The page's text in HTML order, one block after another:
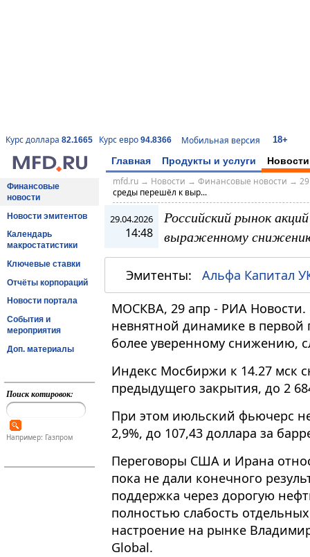
Курс доллара 82.1665 Курс евро 94.8366 Мобильная версия 18+
Главная Продукты и услуги Новости
Финансовые
новости
Новости эмитентов
Календарь
макростатистики
Ключевые ставки
Отчёты корпораций
Новости портала
События и
мероприятия
Доп. материалы
Поиск котировок:
Например: Газпром
mfd.ru→ Новости → Финансовые новости →
среды перешёл к выр...
29.04.2026
14:48
Российский рынок
выраженному
Эмитенты: Альфа Капитал
МОСКВА, 29 апр - РИА Новости.
невнятной динамике в первой
более уверенному снижению,
Индекс Мосбиржи к 14​​​.27 мск
предыдущего закрытия, до 2
При этом июльский фьючерс
2,9%, до 107,43 доллара за
Переговоры США и Ирана
пока не дали конечного
поддержка через дорогую
полностью слабость
настроение на рынке
Global.